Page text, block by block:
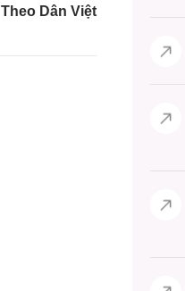
Theo Dân Việt